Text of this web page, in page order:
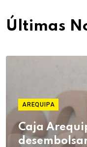
Últimas
AREQUIPA
Caja